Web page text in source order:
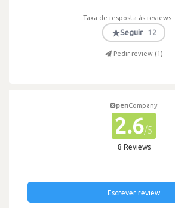
Taxa de resposta às reviews:
★Seguir 12
Pedir review (1)
penCompany
2.6/5
8 Reviews
Escrever review